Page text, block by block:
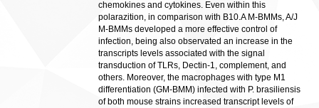
chemokines and cytokines. Even within this
polarazition, in comparison with B10.A M-BMMs, A/J
M-BMMs developed a more effective control of
infection, being also observated an increase in the
transcripts levels associated with the signal
transduction of TLRs, Dectin-1, complement, and
others. Moreover, the macrophages with type M1
differentiation (GM-BMM) infected with P. brasiliensis
of both mouse strains increased transcript levels of